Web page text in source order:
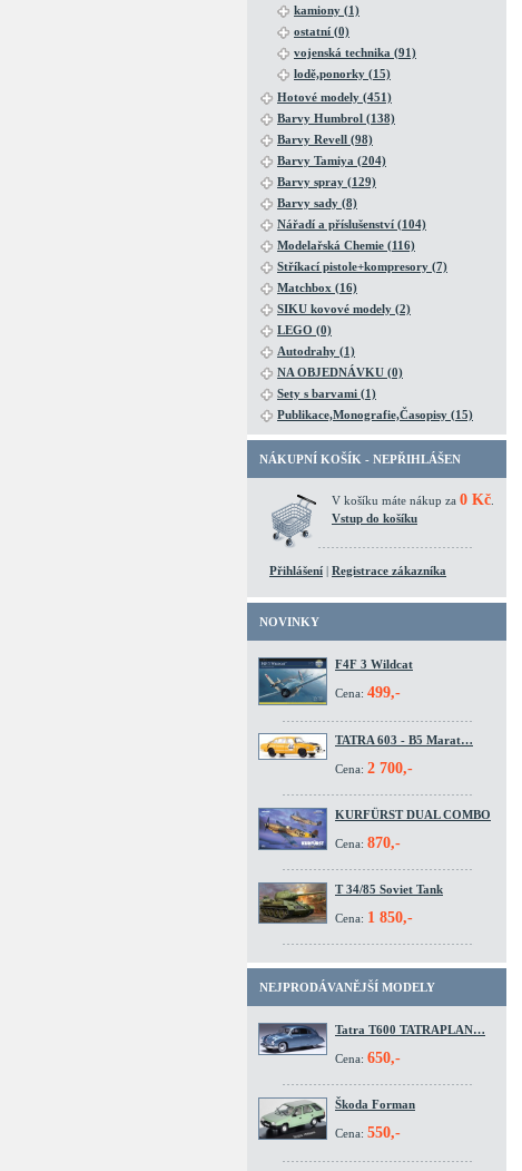
kamiony (1)
ostatní (0)
vojenská technika (91)
lodě,ponorky (15)
Hotové modely (451)
Barvy Humbrol (138)
Barvy Revell (98)
Barvy Tamiya (204)
Barvy spray (129)
Barvy sady (8)
Nářadí a příslušenství (104)
Modelařská Chemie (116)
Stříkací pistole+kompresory (7)
Matchbox (16)
SIKU kovové modely (2)
LEGO (0)
Autodrahy (1)
NA OBJEDNÁVKU (0)
Sety s barvami (1)
Publikace,Monografie,Časopisy (15)
NÁKUPNÍ KOŠÍK - NEPŘIHLÁŠEN
V košíku máte nákup za 0 Kč
Vstup do košíku
Přihlášení | Registrace zákazníka
NOVINKY
F4F 3 Wildcat
Cena: 499,-
TATRA 603 - B5 Marat…
Cena: 2 700,-
KURFÜRST DUAL COMBO
Cena: 870,-
T 34/85 Soviet Tank
Cena: 1 850,-
NEJPRODÁVANĚJŠÍ MODELY
Tatra T600 TATRAPLAN…
Cena: 650,-
Škoda Forman
Cena: 550,-